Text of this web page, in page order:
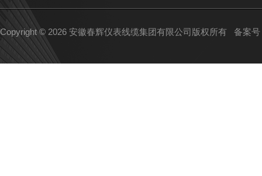
Copyright © 2026 安徽春辉仪表线缆集团有限公司版权所有 备案号